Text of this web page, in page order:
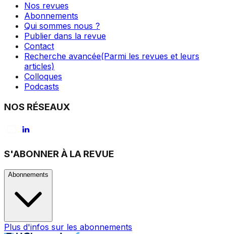
Nos revues
Abonnements
Qui sommes nous ?
Publier dans la revue
Contact
Recherche avancée(Parmi les revues et leurs
articles)
Colloques
Podcasts
NOS RÉSEAUX
S'ABONNER À LA REVUE
Abonnements
Plus d'infos sur les abonnements